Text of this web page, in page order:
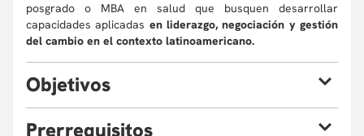
posgrado o MBA en salud que busquen desarrollar
capacidades aplicadas en liderazgo, negociación y gestión
del cambio en el contexto latinoamericano.
Objetivos
Prerrequisitos